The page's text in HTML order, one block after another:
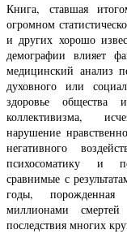
Книга, ставшая
огромном
и других хорошо
демографии влияет
медицинский анализ
духовного или
здоровье общества
коллективизма,
нарушение
негативного
психосоматику и
сравнимые с
годы, порожденная
миллионами
последствия многих